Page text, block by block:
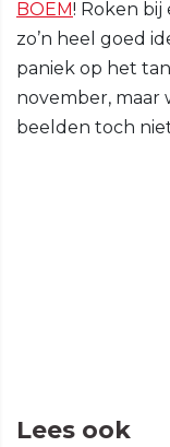
BOEM! Roken
zo’n heel goed
paniek op het
november, maar
beelden toch
Lees ook